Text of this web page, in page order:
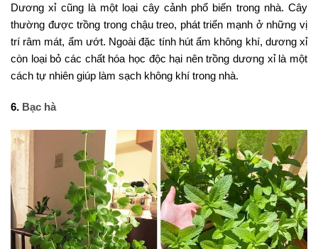
Dương xỉ cũng là một loại cây cảnh phổ biến trong nhà. Cây
thường được trồng trong chậu treo, phát triển mạnh ở những vị
trí râm mát, ẩm ướt. Ngoài đặc tính hút ẩm không khí, dương xỉ
còn loại bỏ các chất hóa học độc hại nên trồng dương xỉ là một
cách tự nhiên giúp làm sạch không khí trong nhà.
6. Bạc hà